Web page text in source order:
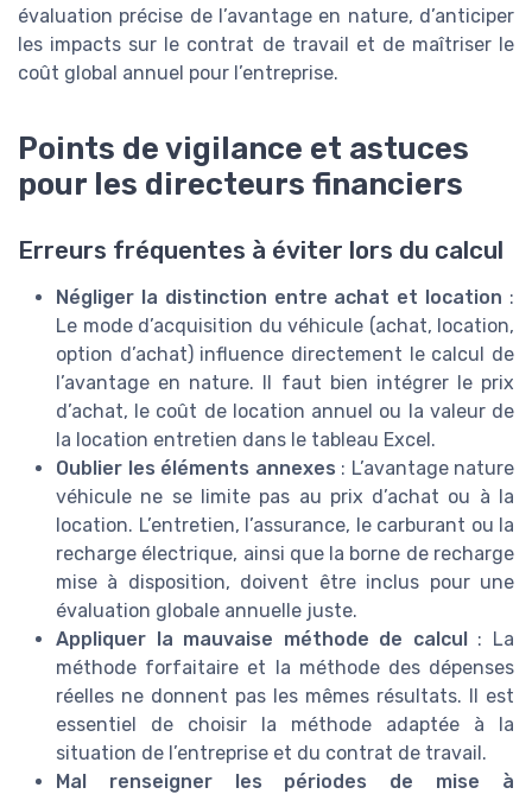
évaluation précise de l’avantage en nature, d’anticiper
les impacts sur le contrat de travail et de maîtriser le
coût global annuel pour l’entreprise.
Points de vigilance et astuces
pour les directeurs financiers
Erreurs fréquentes à éviter lors du calcul
Négliger la distinction entre achat et location :
Le mode d’acquisition du véhicule (achat, location,
option d’achat) influence directement le calcul de
l’avantage en nature. Il faut bien intégrer le prix
d’achat, le coût de location annuel ou la valeur de
la location entretien dans le tableau Excel.
Oublier les éléments annexes : L’avantage nature
véhicule ne se limite pas au prix d’achat ou à la
location. L’entretien, l’assurance, le carburant ou la
recharge électrique, ainsi que la borne de recharge
mise à disposition, doivent être inclus pour une
évaluation globale annuelle juste.
Appliquer la mauvaise méthode de calcul: La
méthode forfaitaire et la méthode des dépenses
réelles ne donnent pas les mêmes résultats. Il est
essentiel de choisir la méthode adaptée à la
situation de l’entreprise et du contrat de travail.
Mal renseigner les périodes de mise à